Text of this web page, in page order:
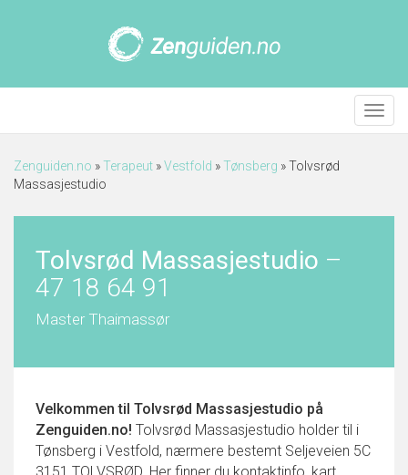
Meny
Zenguiden.no »Terapeut »Vestfold »Tønsberg »Tolvsrød
Massasjestudio
Tolvsrød Massasjestudio –
47 18 64 91
Master Thaimassør
Velkommen til Tolvsrød Massasjestudio på
Zenguiden.no! Tolvsrød Massasjestudio holder til i
Tønsberg i Vestfold, nærmere bestemt Seljeveien 5C